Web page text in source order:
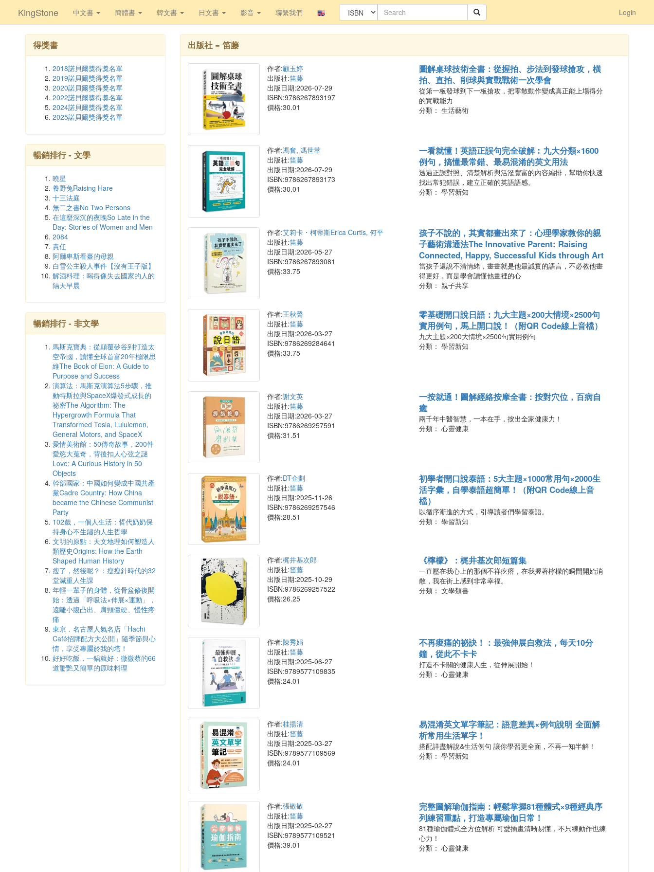
KingStone 中文書 簡體書 韓文書 日文書 影音 聯繫我們 Login
得獎書
2018諾貝爾獎得獎名單
2019諾貝爾獎得獎名單
2020諾貝爾獎得獎名單
2022諾貝爾獎得獎名單
2024諾貝爾獎得獎名單
2025諾貝爾獎得獎名單
暢銷排行 - 文學
曉星
養野兔Raising Hare
十三法庭
無二之書No Two Persons
在這麼深沉的夜晚So Late in the
Day: Stories of Women and Men
2084
責任
阿爾卑斯看臺的母親
白雪公主殺人事件【沒有王子版】
解酒料理：喝得像失去國家的人的
隔天早晨
暢銷排行 - 非文學
馬斯克寶典：從顛覆矽谷到打造太
空帝國，讀懂全球首富20年極限思
維The Book of Elon: A Guide to
Purpose and Success
演算法：馬斯克演算法5步驟，推
動特斯拉與SpaceX爆發式成長的
祕密The Algorithm: The
Hypergrowth Formula That
Transformed Tesla, Lululemon,
General Motors, and SpaceX
愛情美術館：50傳奇故事，200件
愛慾大蒐奇，背後扣人心弦之謎
Love: A Curious History in 50
Objects
幹部國家：中國如何變成中國共產
黨Cadre Country: How China
became the Chinese Communist
Party
102歲，一個人生活：哲代奶奶保
持身心不生鏽的人生哲學
文明的原點：天文地理如何塑造人
類歷史Origins: How the Earth
Shaped Human History
瘦了，然後呢？：瘦瘦針時代的32
堂減重人生課
年輕一輩子的身體，從骨盆修復開
始：透過「呼吸法×伸展×運動」，
遠離小腹凸出、肩頸僵硬、慢性疼
痛
東京．名古屋人氣名店「Hachi
Café招牌配方大公開」隨季節與心
情，享受專屬於我的塔！
好好吃飯，一鍋就好：微微蔡的66
道驚艷又簡單的原味料理
出版社 = 笛藤
作者:顧玉婷
出版社:笛藤
出版日期:2026-07-29
ISBN:9786267893197
價格:30.01
圖解桌球技術全書：從握拍、步法到發球搶攻，橫
拍、直拍、削球與實戰戰術一次學會
從第一板發球到下一板搶攻，把零散動作變成真正能上場得分
的實戰能力
分類： 生活藝術
作者:馮奮, 馮世萃
出版社:笛藤
出版日期:2026-07-29
ISBN:9786267893173
價格:30.01
一看就懂！英語正誤句完全破解︰九大分類×1600
例句，搞懂最常錯、最易混淆的英文用法
透過正誤對照、清楚解析與活潑豐富的內容編排，幫助你快速
找出常犯錯誤，建立正確的英語語感。
分類： 學習新知
作者:艾莉卡・柯蒂斯Erica Curtis, 何平
出版社:笛藤
出版日期:2026-05-27
ISBN:9786267893081
價格:33.75
孩子不說的，其實都畫出來了：心理學家教你的親
子藝術溝通法The Innovative Parent: Raising
Connected, Happy, Successful Kids through Art
當孩子還說不清情緒，畫畫就是他最誠實的語言，不必教他畫
得更好，而是學會讀懂他畫裡的心
分類： 親子共享
作者:王秋聲
出版社:笛藤
出版日期:2026-03-27
ISBN:9786269284641
價格:33.75
零基礎開口說日語：九大主題×200大情境×2500句
實用例句，馬上開口說！（附QR Code線上音檔）
九大主題×200大情境×2500句實用例句
分類： 學習新知
作者:謝文英
出版社:笛藤
出版日期:2026-03-27
ISBN:9786269257591
價格:31.51
一按就通！圖解經絡按摩全書：按對穴位，百病自
癒
兩千年中醫智慧，一本在手，按出全家健康力！
分類： 心靈健康
作者:DT企劃
出版社:笛藤
出版日期:2025-11-26
ISBN:9786269257546
價格:28.51
初學者開口說泰語：5大主題×1000常用句×2000生
活字彙，自學泰語超簡單！（附QR Code線上音
檔）
以循序漸進的方式，引導讀者們學習泰語。
分類： 學習新知
作者:梶井基次郎
出版社:笛藤
出版日期:2025-10-29
ISBN:9786269257522
價格:26.25
《檸檬》：梶井基次郎短篇集
一直壓在我心上的那個不祥疙瘩，在我握著檸檬的瞬間開始消
散，我在街上感到非常幸福。
分類： 文學類書
作者:陳秀娟
出版社:笛藤
出版日期:2025-06-27
ISBN:9789577109835
價格:24.01
不再痠痛的祕訣！：最強伸展自救法，每天10分
鐘，從此不卡卡
打造不卡關的健康人生，從伸展開始！
分類： 心靈健康
作者:桂揚清
出版社:笛藤
出版日期:2025-03-27
ISBN:9789577109569
價格:24.01
易混淆英文單字筆記：語意差異×例句說明 全面解
析常用生活單字！
搭配詳盡解說&生活例句 讓你學習更全面，不再一知半解！
分類： 學習新知
作者:張敬敬
出版社:笛藤
出版日期:2025-02-27
ISBN:9789577109521
價格:39.01
完整圖解瑜伽指南：輕鬆掌握81種體式×9種經典序
列練習重點，打造專屬瑜伽日常！
81種瑜伽體式全方位解析 可愛插畫清晰易懂，不只練動作也練
心力！
分類： 心靈健康